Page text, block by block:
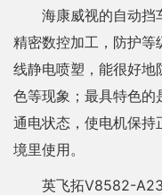
海康威视的自动挡
精密数控加工，防护
线静电喷塑，能很好地
色等现象；最具特色的
通电状态，使电机保持
境里使用。
英飞拓V8582-